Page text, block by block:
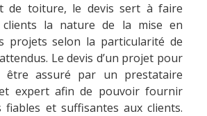
de toiture, le devis sert à faire
la nature de la mise en
projets selon la particularité de
Le devis d’un projet pour
être assuré par un prestataire
expert afin de pouvoir fournir
fiables et suffisantes aux clients.